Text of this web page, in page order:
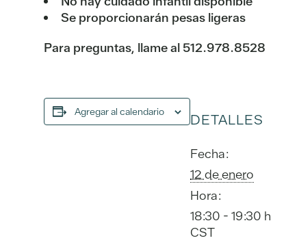
Se proporcionarán pesas ligeras
Para preguntas, llame al 512.978.8528
Agregar al calendario DETALLES
Fecha:
12 de enero
Hora:
18:30 - 19:30 h
CST